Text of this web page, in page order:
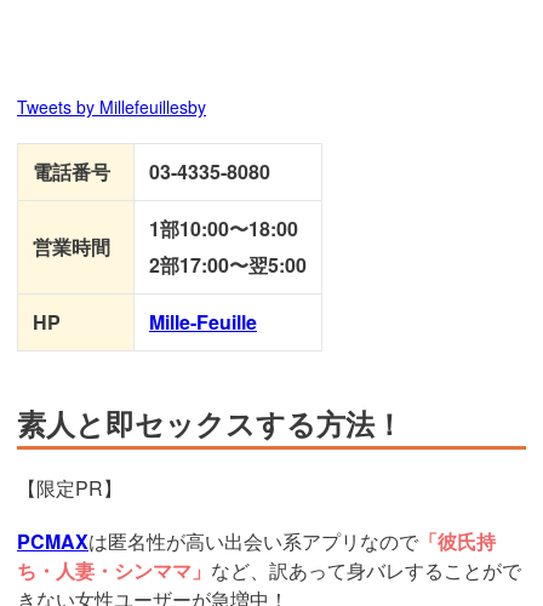
Tweets by Millefeuillesby
電話番号 03-4335-8080
営業時間
1部10:00〜18:00
2部17:00〜翌5:00
HP Mille-Feuille
素人と即セックスする方法！
【限定PR】
PCMAXは匿名性が高い出会い系アプリなので 「彼氏持
ち・人妻・シンママ」 など、訳あって身バレすることがで
きない女性ユーザーが急増中！